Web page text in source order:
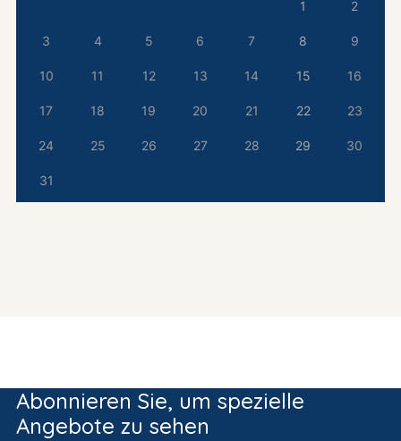
1 2
3 4 5 6 7 8 9
10 11 12 13 14 15 16
17 18 19 20 21 22 23
24 25 26 27 28 29 30
31
Abonnieren Sie, um spezielle
Angebote zu sehen